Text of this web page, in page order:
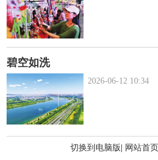
碧空如洗
2026-06-12 10:34
切换到电脑版| 网站首页